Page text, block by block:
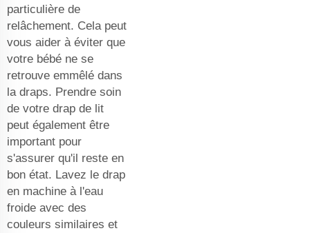
particulière de
relâchement. Cela peut
vous aider à éviter que
votre bébé ne se
retrouve emmêlé dans
la draps. Prendre soin
de votre drap de lit
peut également être
important pour
s'assurer qu'il reste en
bon état. Lavez le drap
en machine à l'eau
froide avec des
couleurs similaires et